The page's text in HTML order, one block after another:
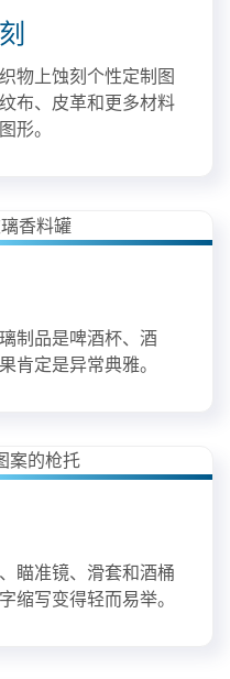
物上蚀刻个性定制图
布、皮革和更多材料
形。
制品是啤酒杯、酒
肯定是异常典雅。
瞄准镜、滑套和酒桶
缩写变得轻而易举。